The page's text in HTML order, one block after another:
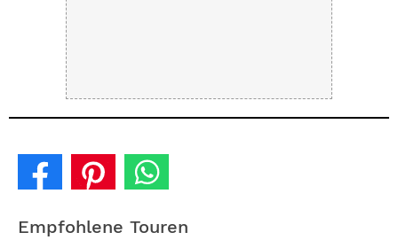
Empfohlene Touren